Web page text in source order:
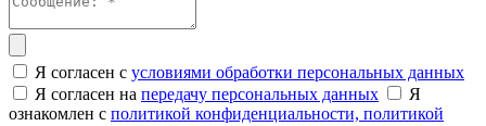
Я согласен с условиями обработки персональных данных
Я согласен на передачу персональных данных
Я
ознакомлен с политикой конфиденциальности, политикой